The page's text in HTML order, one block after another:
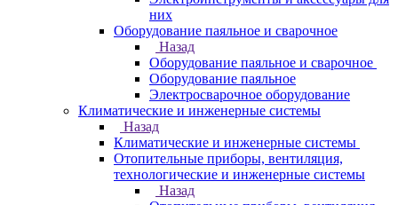
них
Оборудование паяльное и сварочное
Назад
Оборудование паяльное и сварочное
Оборудование паяльное
Электросварочное оборудование
Климатические и инженерные системы
Назад
Климатические и инженерные системы
Отопительные приборы, вентиляция,
технологические и инженерные системы
Назад